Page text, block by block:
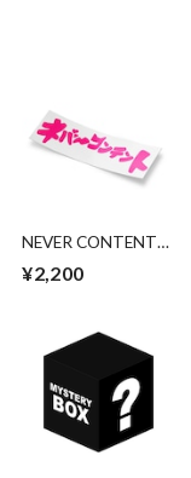
NEVER CONTENT
NC LOVE -Die Cut
Sticker-
¥2,200